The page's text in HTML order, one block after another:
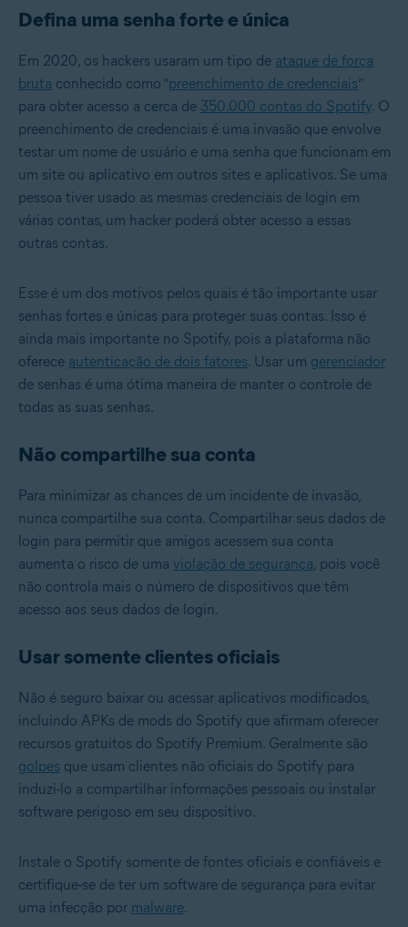
Defina uma senha forte e única
Em 2020, os hackers usaram um tipo de ataque de força
bruta conhecido como “preenchimento de credenciais”
para obter acesso a cerca de 350.000 contas do Spotify. O
preenchimento de credenciais é uma invasão que envolve
testar um nome de usuário e uma senha que funcionam em
um site ou aplicativo em outros sites e aplicativos. Se uma
pessoa tiver usado as mesmas credenciais de login em
várias contas, um hacker poderá obter acesso a essas
outras contas.
Esse é um dos motivos pelos quais é tão importante usar
senhas fortes e únicas para proteger suas contas. Isso é
ainda mais importante no Spotify, pois a plataforma não
oferece autenticação de dois fatores. Usar um gerenciador
de senhas é uma ótima maneira de manter o controle de
todas as suas senhas.
Não compartilhe sua conta
Para minimizar as chances de um incidente de invasão,
nunca compartilhe sua conta. Compartilhar seus dados de
login para permitir que amigos acessem sua conta
aumenta o risco de uma violação de segurança, pois você
não controla mais o número de dispositivos que têm
acesso aos seus dados de login.
Usar somente clientes oficiais
Não é seguro baixar ou acessar aplicativos modificados,
incluindo APKs de mods do Spotify que afirmam oferecer
recursos gratuitos do Spotify Premium. Geralmente são
golpes que usam clientes não oficiais do Spotify para
induzi-lo a compartilhar informações pessoais ou instalar
software perigoso em seu dispositivo.
Instale o Spotify somente de fontes oficiais e confiáveis e
certifique-se de ter um software de segurança para evitar
uma infecção por malware.